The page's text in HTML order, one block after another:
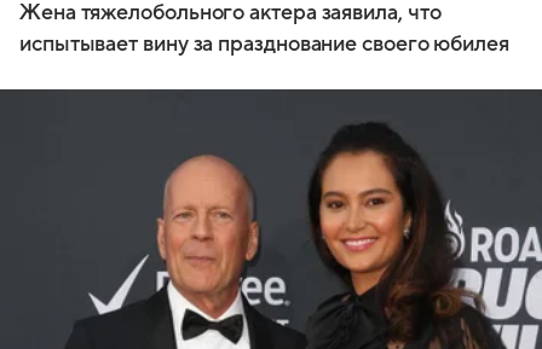
Жена тяжелобольного актера заявила, что
испытывает вину за празднование своего юбилея